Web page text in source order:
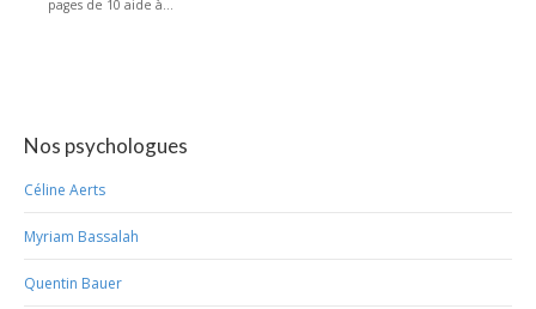
pages de 10 aide à...
Nos psychologues
Céline Aerts
Myriam Bassalah
Quentin Bauer